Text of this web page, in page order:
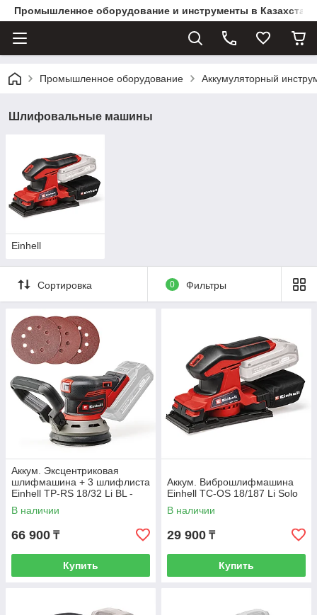
Промышленное оборудование и инструменты в
Промышленное оборудование Аккумуляторный
Шлифовальные машины
Einhell
Сортировка 0 Фильтры
Аккум. Эксцентриковая
шлифмашина + 3 шлифлиста
Einhell TP-RS 18/32 Li BL -
Solo
В наличии
66 900 ₸
Купить
Аккум. Виброшлифмашина
Einhell TC-OS 18/187 Li Solo
В наличии
29 900 ₸
Купить